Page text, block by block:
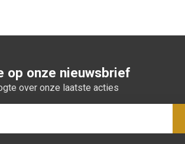
op onze nieuwsbrief
over onze laatste acties